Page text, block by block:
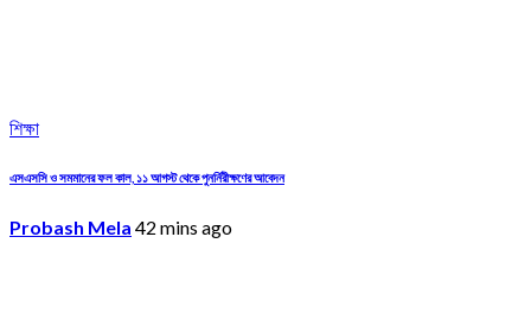
শিক্ষা
এসএসসি ও সমমানের ফল কাল, ১১ আগস্ট থেকে পুনর্নিরীক্ষণের আবেদন
Probash Mela 42 mins ago